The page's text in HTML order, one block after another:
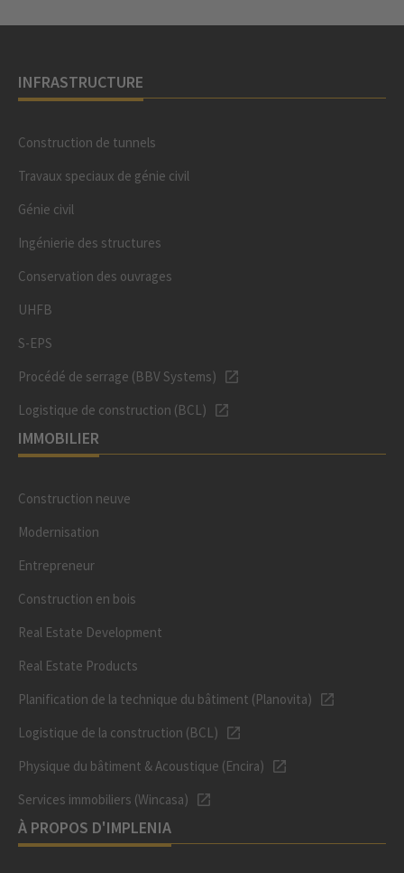
INFRASTRUCTURE
Construction de tunnels
Travaux speciaux de génie civil
Génie civil
Ingénierie des structures
Conservation des ouvrages
UHFB
S-EPS
Procédé de serrage (BBV Systems)
Logistique de construction (BCL)
IMMOBILIER
Construction neuve
Modernisation
Entrepreneur
Construction en bois
Real Estate Development
Real Estate Products
Planification de la technique du bâtiment (Planovita)
Logistique de la construction (BCL)
Physique du bâtiment & Acoustique (Encira)
Services immobiliers (Wincasa)
À PROPOS D'IMPLENIA